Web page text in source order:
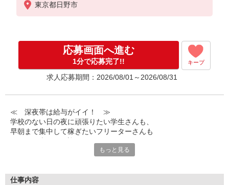
東京都日野市
応募画面へ進む
1分で応募完了!! キープ
求人応募期間：2026/08/01～2026/08/31
≪ 深夜帯は給与がイイ！ ≫
学校のない日の夜に頑張りたい学生さんも、
早朝まで集中して稼ぎたいフリーターさんも
オシャレを捨てる必要はありません！
もっと見る
仕事内容